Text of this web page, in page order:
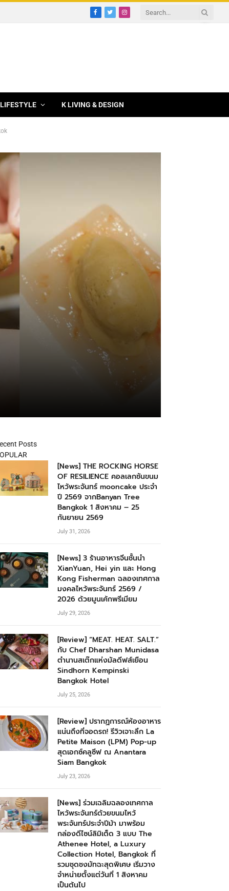
Facebook
TwitterInstagram
K LIVING & DESIGN
Posts
[News] THE ROCKING HORSE
OF RESILIENCE คอลเลกชันขนม
ไหว้พระจันทร์ mooncake ประจำ
ปี 2569 จากBanyan Tree
Bangkok 1 สิงหาคม – 25
กันยายน 2569
July 31, 2026
[News] 3 ร้านอาหารจีนชั้นนำ
XianYuan, Hei yin และ Hong
Kong Fisherman ฉลองเทศกาล
มงคลไหว้พระจันทร์ 2569 /
2026 ด้วยมูนเค้กพรีเมียม
July 29, 2026
[Review] “MEAT. HEAT. SALT.”
กับ Chef Dharshan Munidasa
ตำนานสเต๊กแห่งมัลดีฟส์เยือน
Sindhorn Kempinski
Bangkok Hotel
July 25, 2026
[Review] ปรากฏการณ์ห้องอาหาร
แน่นถึงที่จอดรถ! รีวิวเจาะลึก La
Petite Maison (LPM) Pop-up
สุดเอกซ์คลูซีฟ ณ Anantara
Siam Bangkok
July 23, 2026
[News] ร่วมเฉลิมฉลองเทศกาล
ไหว้พระจันทร์ด้วยขนมไหว้
พระจันทร์ประจำปีม้า มาพร้อม
กล่องดีไซน์ลิมิเต็ด 3 แบบ The
Athenee Hotel, a Luxury
Collection Hotel, Bangkok ที่
รวมชุดชงมัทฉะสุดพิเศษ เริ่มวาง
จำหน่ายตั้งแต่วันที่ 1 สิงหาคม
เป็นต้นไป